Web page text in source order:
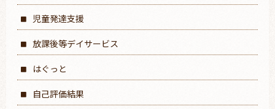
児童発達支援
放課後等デイサービス
はぐっと
自己評価結果